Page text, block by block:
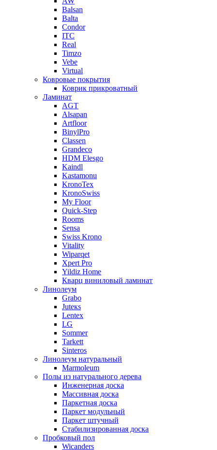
Balsan
Balta
Condor
ITC
Real
Timzo
Vebe
Virtual
Ковровые покрытия
Коврик прикроватный
Ламинат
AGT
Alsapan
Artfloor
BinylPro
Classen
Grandeco
HDM Elesgo
Kaindl
Kastamonu
KronoTex
KronoSwiss
My Floor
Quick-Step
Rooms
Sensa
Swiss Krono
Vitality
Wiparqet
Xpert Pro
Yildiz Home
Кварц виниловый ламинат
Линолеум
Grabo
Juteкs
Lentex
LG
Sommer
Tarkett
Sinteros
Линолеум натуральный
Marmoleum
Полы из натурального дерева
Инженерная доска
Массивная доска
Паркетная доска
Паркет модульный
Паркет штучный
Стабилизированная доска
Пробковый пол
Wicanders